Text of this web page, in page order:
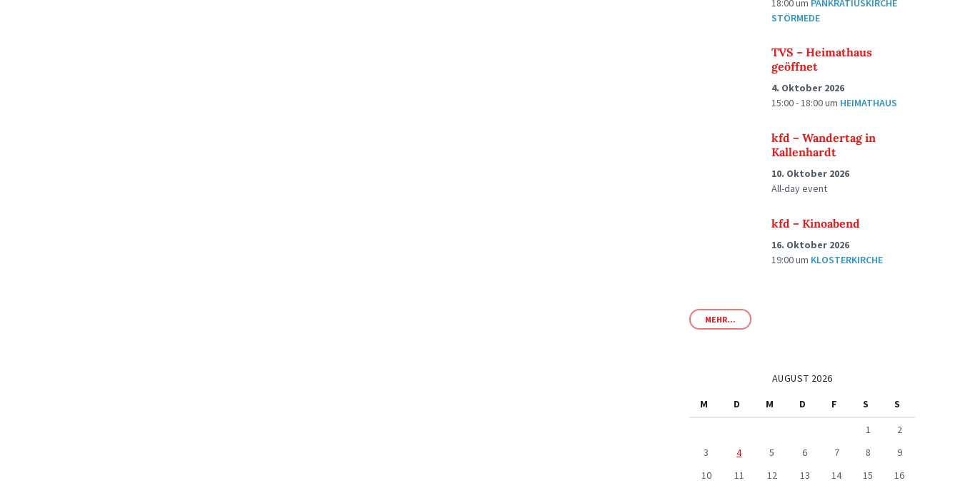
18:00um PANKRATIUSKIRCHE
STÖRMEDE
TVS – Heimathaus
geöffnet
4. Oktober 2026
15:00 - 18:00um HEIMATHAUS
kfd – Wandertag in
Kallenhardt
10. Oktober 2026
All-day event
kfd – Kinoabend
16. Oktober 2026
19:00um KLOSTERKIRCHE
MEHR...
AUGUST 2026
M
D M D F S
S
1
2
3
4 5 6 7 8
9
10
11 12 13 14 15
16